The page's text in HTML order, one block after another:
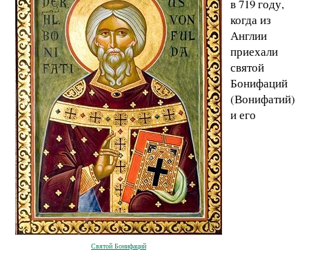
Святой Бонифаций
в 719 году,
когда из
Англии
приехали
святой
Бонифаций
(Вонифатий)
и его